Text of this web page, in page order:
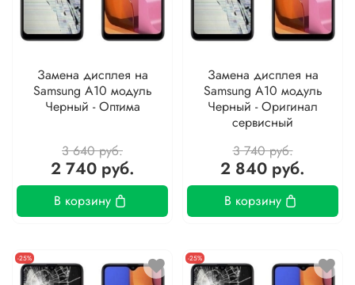
Замена дисплея на
Samsung A10 модуль
Черный - Оптима
3 640 руб.
2 740 руб.
В корзину
Замена дисплея на
Samsung A10 модуль
Черный - Оригинал
сервисный
3 740 руб.
2 840 руб.
В корзину
-25% -25%